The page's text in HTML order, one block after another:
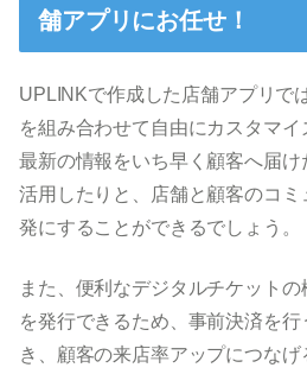
舗アプリにお任せ！
UPLINKで作成した店舗アプリで
を組み合わせて自由にカスタマイ
最新の情報をいち早く顧客へ届
活用したりと、店舗と顧客のコ
発にすることができるでしょう。
また、便利なデジタルチケット
を発行できるため、事前決済を
き、顧客の来店率アップにつな